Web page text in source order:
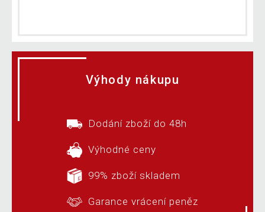
Výhody nákupu
Dodání zboží do 48h
Výhodné ceny
99% zboží skladem
Garance vrácení peněz